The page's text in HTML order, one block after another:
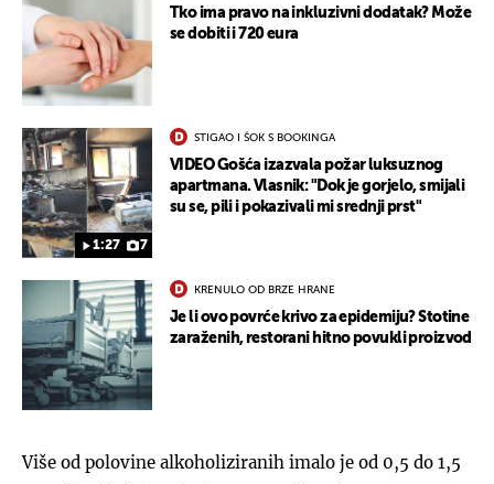
Tko ima pravo na inkluzivni dodatak? Može
se dobiti i 720 eura
1:27 7
STIGAO I ŠOK S BOOKINGA
VIDEO Gošća izazvala požar luksuznog
apartmana. Vlasnik: "Dok je gorjelo, smijali
su se, pili i pokazivali mi srednji prst"
KRENULO OD BRZE HRANE
Je li ovo povrće krivo za epidemiju? Stotine
zaraženih, restorani hitno povukli proizvod
Više od polovine alkoholiziranih imalo je od 0,5 do 1,5